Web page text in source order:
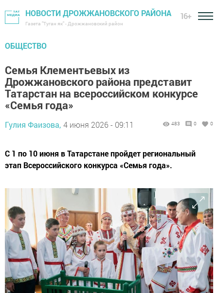
НОВОСТИ ДРОЖЖАНОВСКОГО РАЙОНА
Газета "Туган як" - Дрожжановский район
16+
ОБЩЕСТВО
Семья Клементьевых из
Дрожжановского района представит
Татарстан на всероссийском конкурсе
«Семья года»
Гулия Фаизова, 4 июня 2026 - 09:11 483 0 0
С 1 по 10 июня в Татарстане пройдет региональный
этап Всероссийского конкурса «Семья года».